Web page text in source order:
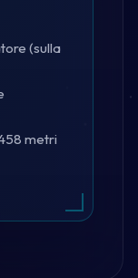
(sulla
metri